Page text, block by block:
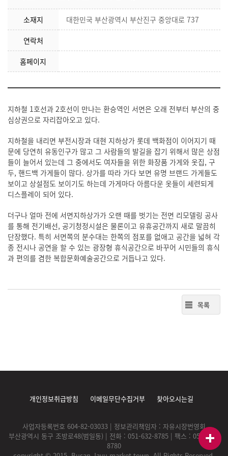
소재지 대한민국 부산광역시 부산진구 중앙대로 737
연락처
홈페이지
지하철 1호선과 2호선이 만나는 환승역인 서면은 오래 전부터 부산의 중
심상권으로 자리잡아오고 있다.
지하철을 내리면 부전시장과 대현 지하상가 롯데 백화점이 이어지기 때
문에 당연히 유동인구가 많고 그 사람들의 발길을 잡기 위해서 많은 상점
들이 늘어서 있는데 그 중에서도 여자들을 위한 화장품 가게와 옷집, 구
두, 핸드백 가게들이 많다. 상가를 따라 가다 보면 유명 브랜드 가게들도
보이고 상설점도 보이기도 하는데 가게마다 아름다운 옷들이 세련되게
디스플레이 되어 있다.
더구나 얼마 전에 서면지하상가가 오랜 때를 벗기는 전면 리모델링 공사
를 통해 전기배선, 공기청정시설은 물론이고 유휴공간까지 새로 말끔히
단장했다. 특히 서면쪽의 분수대는 한쪽의 점포를 없애고 공간을 넓혀 각
종 전시나 공연을 할 수 있는 광장형 휴식공간으로 바꾸어 시민들의 휴식
과 편의를 겸한 복합문화예술공간으로 거듭나고 있다.
목록
개인정보취급방침 이메일무단수집거부 찾아오시는길
사업자등록번호 604-82-03033 | 정보관리책임자 : 자유시장번영회
부산광역시 동구 조방로48(범일동) | 전화 : 051-632-8785 | 팩스 : 051-632-
8780